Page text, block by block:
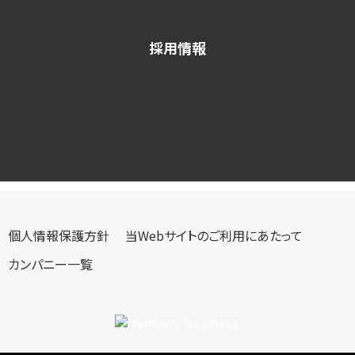
採用情報
個人情報保護方針
当Webサイトのご利用にあたって
カンパニー一覧